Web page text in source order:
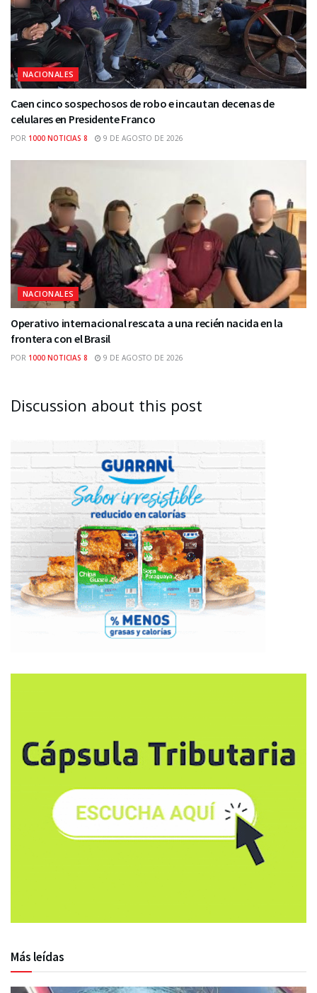
NACIONALES
Caen cinco sospechosos de robo e incautan decenas de
celulares en Presidente Franco
POR 1000 NOTICIAS 8 9 DE AGOSTO DE 2026
NACIONALES
Operativo internacional rescata a una recién nacida en la
frontera con el Brasil
POR 1000 NOTICIAS 8 9 DE AGOSTO DE 2026
Discussion about this post
Más leídas